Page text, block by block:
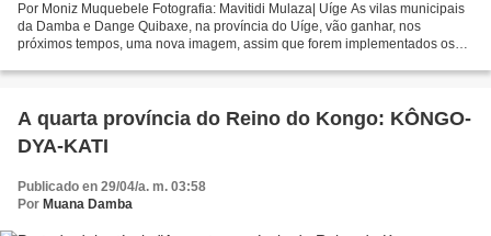
Por Moniz Muquebele Fotografia: Mavitidi Mulaza| Uíge As vilas municipais
da Damba e Dange Quibaxe, na província do Uíge, vão ganhar, nos
próximos tempos, uma nova imagem, assim que forem implementados os
A quarta província do Reino do Kongo: KÔNGO-
DYA-KATI
Publicado en 29/04/a. m. 03:58
Por Muana Damba